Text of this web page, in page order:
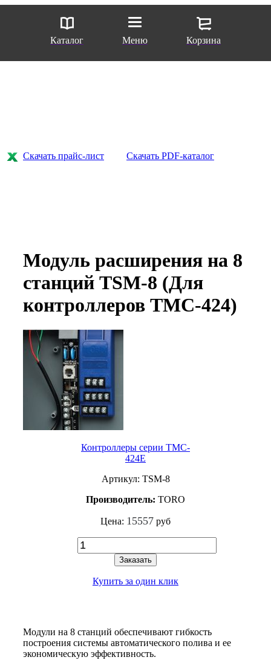
Каталог Меню Корзина
Скачать прайс-лист Скачать PDF-каталог
Модуль расширения на 8
станций TSM-8 (Для
контроллеров TMC-424)
Контроллеры серии TMC-
424E
Артикул: TSM-8
Производитель: TORO
Цена: 15557 руб
Заказать
Купить за один клик
Модули на 8 станций обеспечивают гибкость
построения системы автоматического полива и ее
экономическую эффективность.